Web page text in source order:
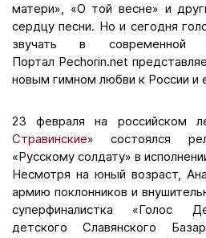
матери», «О той весне» и
сердцу песни. Но и сегодня
звучать в
Портал Pechorin.net
новым гимном любви к России и
23 февраля на российском
Стравинские» состоялся
«Русскому солдату» в
Несмотря на юный возраст,
армию поклонников и
суперфиналистка «Голос
детского Славянского